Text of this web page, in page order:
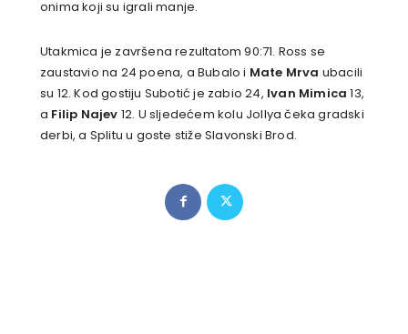
onima koji su igrali manje.
Utakmica je završena rezultatom 90:71. Ross se
zaustavio na 24 poena, a Bubalo i Mate Mrva ubacili
su 12. Kod gostiju Subotić je zabio 24, Ivan Mimica 13,
a Filip Najev 12. U sljedećem kolu Jollya čeka gradski
derbi, a Splitu u goste stiže Slavonski Brod.